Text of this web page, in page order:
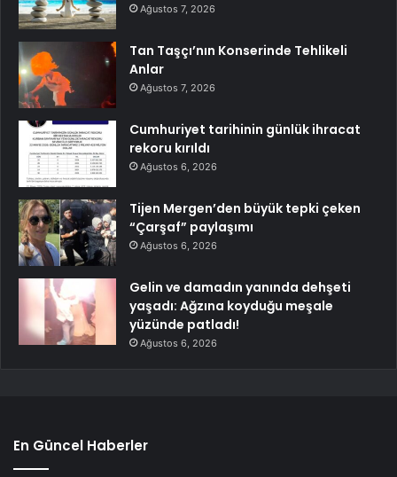
Ağustos 7, 2026
Tan Taşçı’nın Konserinde Tehlikeli
Anlar
Ağustos 7, 2026
Cumhuriyet tarihinin günlük ihracat
rekoru kırıldı
Ağustos 6, 2026
Tijen Mergen’den büyük tepki çeken
“Çarşaf” paylaşımı
Ağustos 6, 2026
Gelin ve damadın yanında dehşeti
yaşadı: Ağzına koyduğu meşale
yüzünde patladı!
Ağustos 6, 2026
En Güncel Haberler